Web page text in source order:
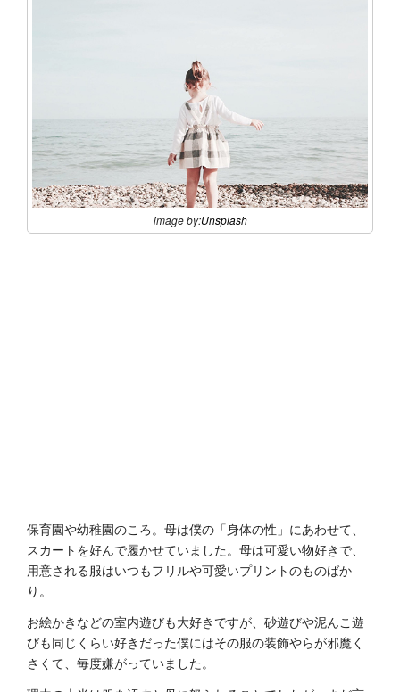
image by:Unsplash
保育園や幼稚園のころ。母は僕の「身体の性」にあわせて、
スカートを好んで履かせていました。母は可愛い物好きで、
用意される服はいつもフリルや可愛いプリントのものばか
り。
お絵かきなどの室内遊びも大好きですが、砂遊びや泥んこ遊
びも同じくらい好きだった僕にはその服の装飾やらが邪魔く
さくて、毎度嫌がっていました。